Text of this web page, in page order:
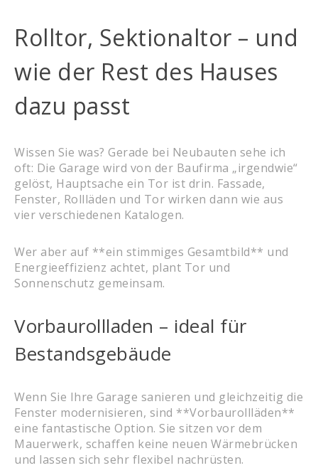
Rolltor, Sektionaltor – und
wie der Rest des Hauses
dazu passt
Wissen Sie was? Gerade bei Neubauten sehe ich
oft: Die Garage wird von der Baufirma „irgendwie“
gelöst, Hauptsache ein Tor ist drin. Fassade,
Fenster, Rollläden und Tor wirken dann wie aus
vier verschiedenen Katalogen.
Wer aber auf **ein stimmiges Gesamtbild** und
Energieeffizienz achtet, plant Tor und
Sonnenschutz gemeinsam.
Vorbaurollladen – ideal für
Bestandsgebäude
Wenn Sie Ihre Garage sanieren und gleichzeitig die
Fenster modernisieren, sind **Vorbaurollläden**
eine fantastische Option. Sie sitzen vor dem
Mauerwerk, schaffen keine neuen Wärmebrücken
und lassen sich sehr flexibel nachrüsten.